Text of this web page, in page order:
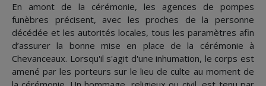
En amont de la cérémonie, les agences de pompes
funèbres précisent, avec les proches de la personne
décédée et les autorités locales, tous les paramètres afin
d’assurer la bonne mise en place de la cérémonie à
Chevanceaux. Lorsqu'il s'agit d'une inhumation, le corps est
amené par les porteurs sur le lieu de culte au moment de